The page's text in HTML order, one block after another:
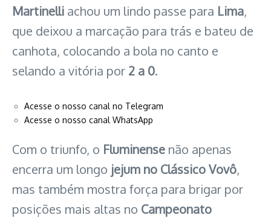
Martinelli achou um lindo passe para Lima,
que deixou a marcação para trás e bateu de
canhota, colocando a bola no canto e
selando a vitória por 2 a 0.
Acesse o nosso canal no Telegram
Acesse o nosso canal WhatsApp
Com o triunfo, o Fluminense não apenas
encerra um longo jejum no Clássico Vovô,
mas também mostra força para brigar por
posições mais altas no Campeonato